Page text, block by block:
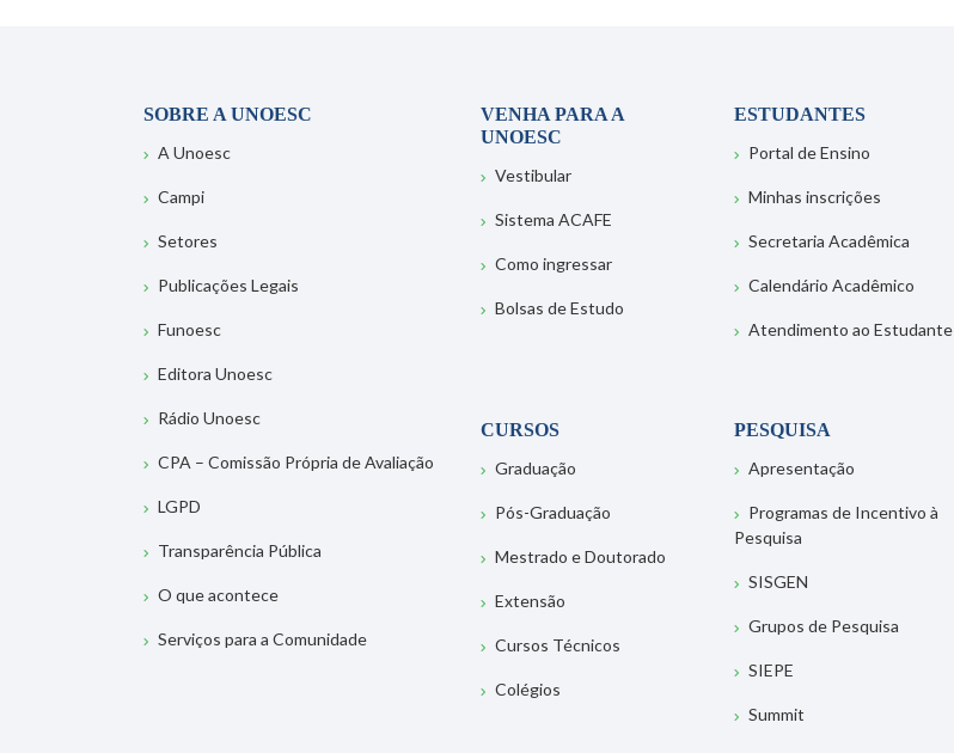
SOBRE A UNOESC
A Unoesc
Campi
Setores
Publicações Legais
Funoesc
Editora Unoesc
Rádio Unoesc
CPA – Comissão Própria de Avaliação
LGPD
Transparência Pública
O que acontece
Serviços para a Comunidade
VENHA PARA A
UNOESC
Vestibular
Sistema ACAFE
Como ingressar
Bolsas de Estudo
ESTUDANTES
Portal de Ensino
Minhas inscrições
Secretaria Acadêmica
Calendário Acadêmico
Atendimento ao Estudante
CURSOS
Graduação
Pós-Graduação
Mestrado e Doutorado
Extensão
Cursos Técnicos
Colégios
PESQUISA
Apresentação
Programas de Incentivo à
Pesquisa
SISGEN
Grupos de Pesquisa
SIEPE
Summit